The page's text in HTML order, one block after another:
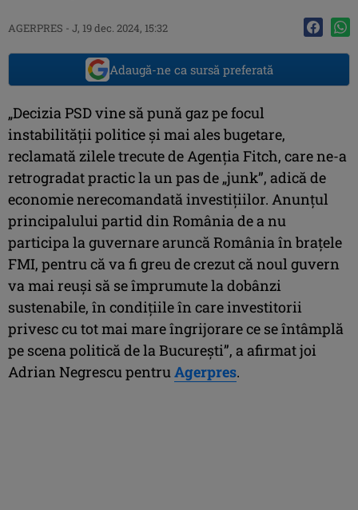
AGERPRES - J, 19 dec. 2024, 15:32
Adaugă-ne ca sursă preferată
„Decizia PSD vine să pună gaz pe focul
instabilităţii politice şi mai ales bugetare,
reclamată zilele trecute de Agenţia Fitch, care ne-a
retrogradat practic la un pas de „junk”, adică de
economie nerecomandată investiţiilor. Anunţul
principalului partid din România de a nu
participa la guvernare aruncă România în braţele
FMI, pentru că va fi greu de crezut că noul guvern
va mai reuşi să se împrumute la dobânzi
sustenabile, în condiţiile în care investitorii
privesc cu tot mai mare îngrijorare ce se întâmplă
pe scena politică de la Bucureşti”, a afirmat joi
Adrian Negrescu pentruAgerpres.